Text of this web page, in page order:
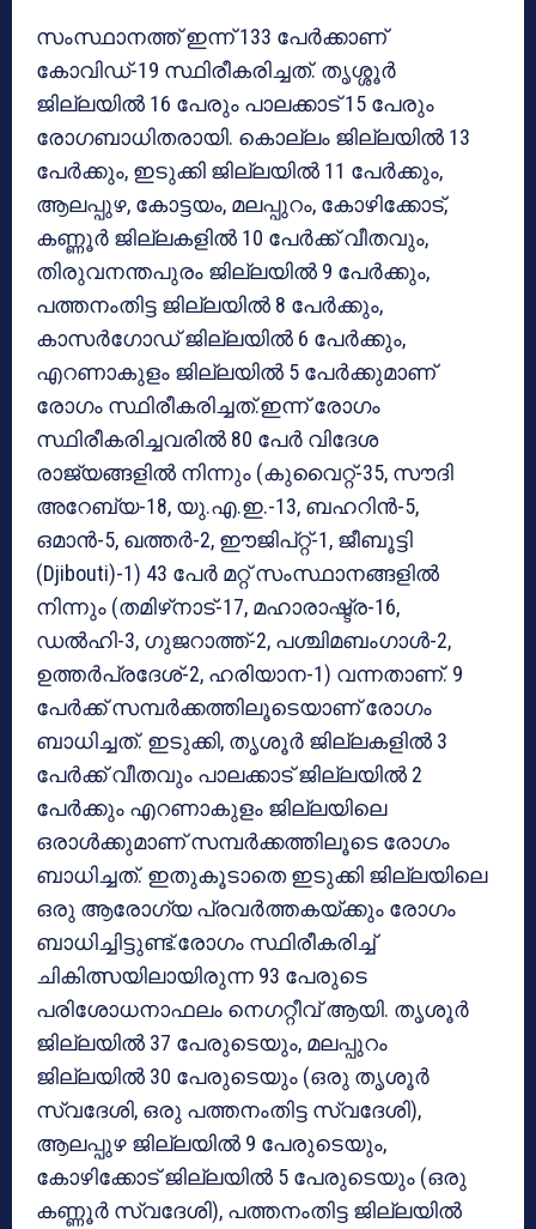
സംസ്ഥാനത്ത് ഇന്ന് 133 പേര്‍ക്കാണ്
കോവിഡ്-19 സ്ഥിരീകരിച്ചത്. തൃശ്ശൂര്‍
ജില്ലയില്‍ 16 പേരും പാലക്കാട് 15 പേരും
രോഗബാധിതരായി. കൊല്ലം ജില്ലയില്‍ 13
പേര്‍ക്കും, ഇടുക്കി ജില്ലയില്‍ 11 പേര്‍ക്കും,
ആലപ്പുഴ, കോട്ടയം, മലപ്പുറം, കോഴിക്കോട്,
കണ്ണൂര്‍ ജില്ലകളില്‍ 10 പേര്‍ക്ക് വീതവും,
തിരുവനന്തപുരം ജില്ലയില്‍ 9 പേര്‍ക്കും,
പത്തനംതിട്ട ജില്ലയില്‍ 8 പേര്‍ക്കും,
കാസര്‍ഗോഡ് ജില്ലയില്‍ 6 പേര്‍ക്കും,
എറണാകുളം ജില്ലയിൽ 5 പേര്‍ക്കുമാണ്
രോഗം സ്ഥിരീകരിച്ചത്.ഇന്ന് രോഗം
സ്ഥിരീകരിച്ചവരില്‍ 80 പേര്‍ വിദേശ
രാജ്യങ്ങളില്‍ നിന്നും (കുവൈറ്റ്-35, സൗദി
അറേബ്യ-18, യു.എ.ഇ.-13, ബഹറിന്‍-5,
ഒമാന്‍-5, ഖത്തര്‍-2, ഈജിപ്റ്റ്-1, ജീബൂട്ടി
(Djibouti)-1) 43 പേര്‍ മറ്റ് സംസ്ഥാനങ്ങളില്‍
നിന്നും (തമിഴ്‌നാട്-17, മഹാരാഷ്ട്ര-16,
ഡല്‍ഹി-3, ഗുജറാത്ത്-2, പശ്ചിമബംഗാള്‍-2,
ഉത്തര്‍പ്രദേശ്-2, ഹരിയാന-1) വന്നതാണ്. 9
പേര്‍ക്ക് സമ്പര്‍ക്കത്തിലൂടെയാണ് രോഗം
ബാധിച്ചത്. ഇടുക്കി, തൃശൂര്‍ ജില്ലകളില്‍ 3
പേര്‍ക്ക് വീതവും പാലക്കാട് ജില്ലയില്‍ 2
പേര്‍ക്കും എറണാകുളം ജില്ലയിലെ
ഒരാള്‍ക്കുമാണ് സമ്പര്‍ക്കത്തിലൂടെ രോഗം
ബാധിച്ചത്. ഇതുകൂടാതെ ഇടുക്കി ജില്ലയിലെ
ഒരു ആരോഗ്യ പ്രവര്‍ത്തകയ്ക്കും രോഗം
ബാധിച്ചിട്ടുണ്ട്.രോഗം സ്ഥിരീകരിച്ച്
ചികിത്സയിലായിരുന്ന 93 പേരുടെ
പരിശോധനാഫലം നെഗറ്റീവ് ആയി. തൃശൂര്‍
ജില്ലയില്‍ 37 പേരുടെയും, മലപ്പുറം
ജില്ലയില്‍ 30 പേരുടെയും (ഒരു തൃശൂര്‍
സ്വദേശി, ഒരു പത്തനംതിട്ട സ്വദേശി),
ആലപ്പുഴ ജില്ലയില്‍ 9 പേരുടെയും,
കോഴിക്കോട് ജില്ലയില്‍ 5 പേരുടെയും (ഒരു
കണ്ണൂര്‍ സ്വദേശി), പത്തനംതിട്ട ജില്ലയില്‍